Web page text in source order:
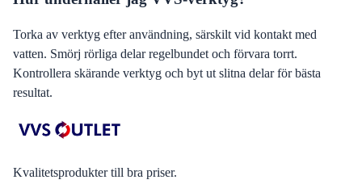
Torka av verktyg efter användning, särskilt vid kontakt med
vatten. Smörj rörliga delar regelbundet och förvara torrt.
Kontrollera skärande verktyg och byt ut slitna delar för bästa
resultat.
Kvalitetsprodukter till bra priser.